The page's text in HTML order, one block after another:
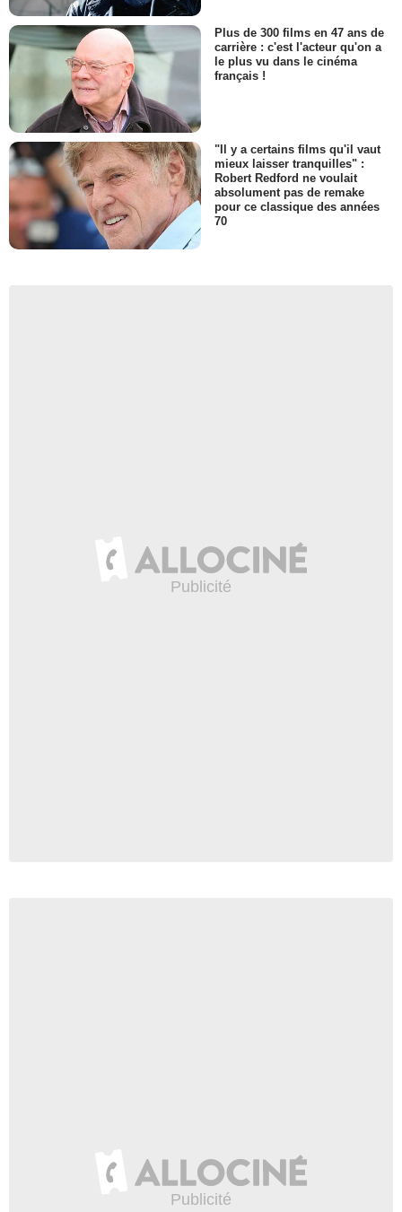
Plus de 300 films en 47 ans de
carrière : c'est l'acteur qu'on a
le plus vu dans le cinéma
français !
"Il y a certains films qu'il vaut
mieux laisser tranquilles" :
Robert Redford ne voulait
absolument pas de remake
pour ce classique des années
70